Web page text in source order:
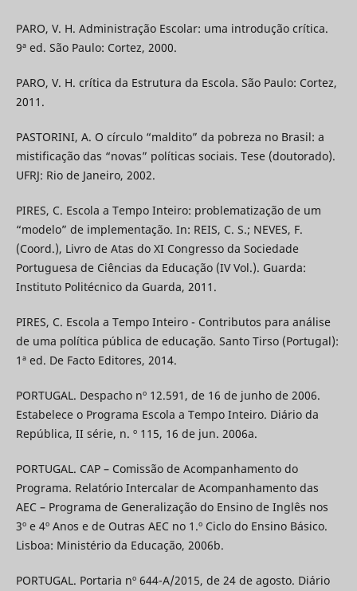
PARO, V. H. Administração Escolar: uma introdução crítica.
9ª ed. São Paulo: Cortez, 2000.
PARO, V. H. crítica da Estrutura da Escola. São Paulo: Cortez,
2011.
PASTORINI, A. O círculo “maldito” da pobreza no Brasil: a
mistificação das “novas” políticas sociais. Tese (doutorado).
UFRJ: Rio de Janeiro, 2002.
PIRES, C. Escola a Tempo Inteiro: problematização de um
“modelo” de implementação. In: REIS, C. S.; NEVES, F.
(Coord.), Livro de Atas do XI Congresso da Sociedade
Portuguesa de Ciências da Educação (IV Vol.). Guarda:
Instituto Politécnico da Guarda, 2011.
PIRES, C. Escola a Tempo Inteiro - Contributos para análise
de uma política pública de educação. Santo Tirso (Portugal):
1ª ed. De Facto Editores, 2014.
PORTUGAL. Despacho nº 12.591, de 16 de junho de 2006.
Estabelece o Programa Escola a Tempo Inteiro. Diário da
República, II série, n. º 115, 16 de jun. 2006a.
PORTUGAL. CAP – Comissão de Acompanhamento do
Programa. Relatório Intercalar de Acompanhamento das
AEC – Programa de Generalização do Ensino de Inglês nos
3º e 4º Anos e de Outras AEC no 1.º Ciclo do Ensino Básico.
Lisboa: Ministério da Educação, 2006b.
PORTUGAL. Portaria nº 644-A/2015, de 24 de agosto. Diário